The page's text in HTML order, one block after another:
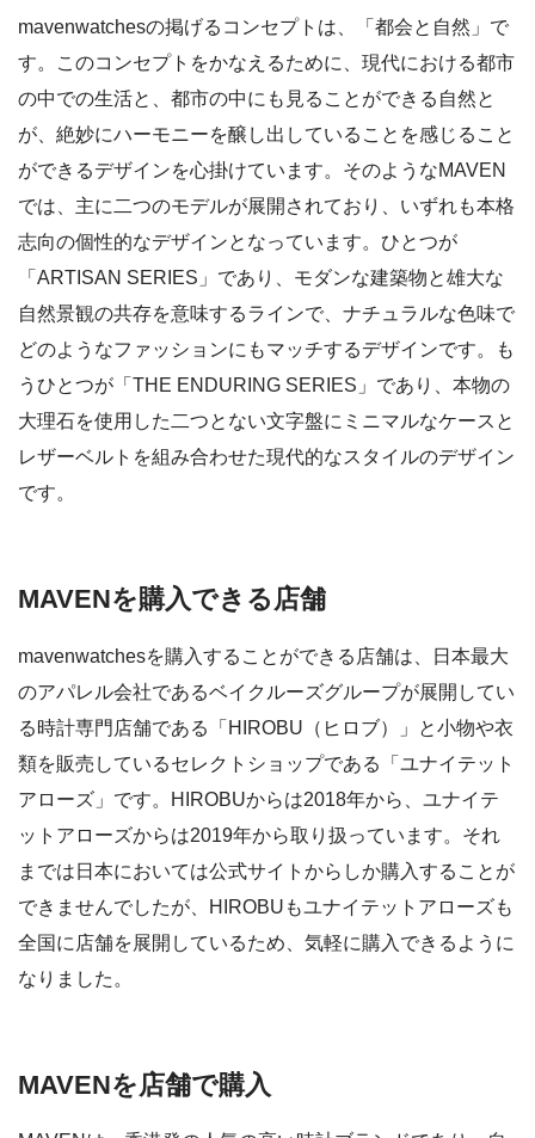
mavenwatchesの掲げるコンセプトは、「都会と自然」で
す。このコンセプトをかなえるために、現代における都市
の中での生活と、都市の中にも見ることができる自然と
が、絶妙にハーモニーを醸し出していることを感じること
ができるデザインを心掛けています。そのようなMAVEN
では、主に二つのモデルが展開されており、いずれも本格
志向の個性的なデザインとなっています。ひとつが
「ARTISAN SERIES」であり、モダンな建築物と雄大な
自然景観の共存を意味するラインで、ナチュラルな色味で
どのようなファッションにもマッチするデザインです。も
うひとつが「THE ENDURING SERIES」であり、本物の
大理石を使用した二つとない文字盤にミニマルなケースと
レザーベルトを組み合わせた現代的なスタイルのデザイン
です。
MAVENを購入できる店舗
mavenwatchesを購入することができる店舗は、日本最大
のアパレル会社であるベイクルーズグループが展開してい
る時計専門店舗である「HIROBU（ヒロブ）」と小物や衣
類を販売しているセレクトショップである「ユナイテット
アローズ」です。HIROBUからは2018年から、ユナイテ
ットアローズからは2019年から取り扱っています。それ
までは日本においては公式サイトからしか購入することが
できませんでしたが、HIROBUもユナイテットアローズも
全国に店舗を展開しているため、気軽に購入できるように
なりました。
MAVENを店舗で購入